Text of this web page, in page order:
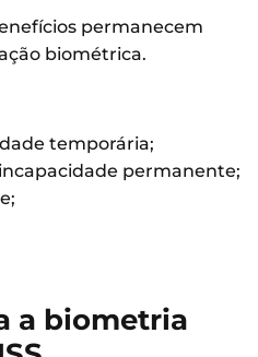
permanecem
biométrica.
temporária;
permanente;
a biometria